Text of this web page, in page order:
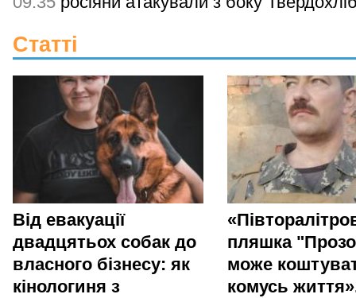
Статті
Від евакуації
двадцятьох собак до
власного бізнесу: як
кінологиня з
пляшка
може
комусь